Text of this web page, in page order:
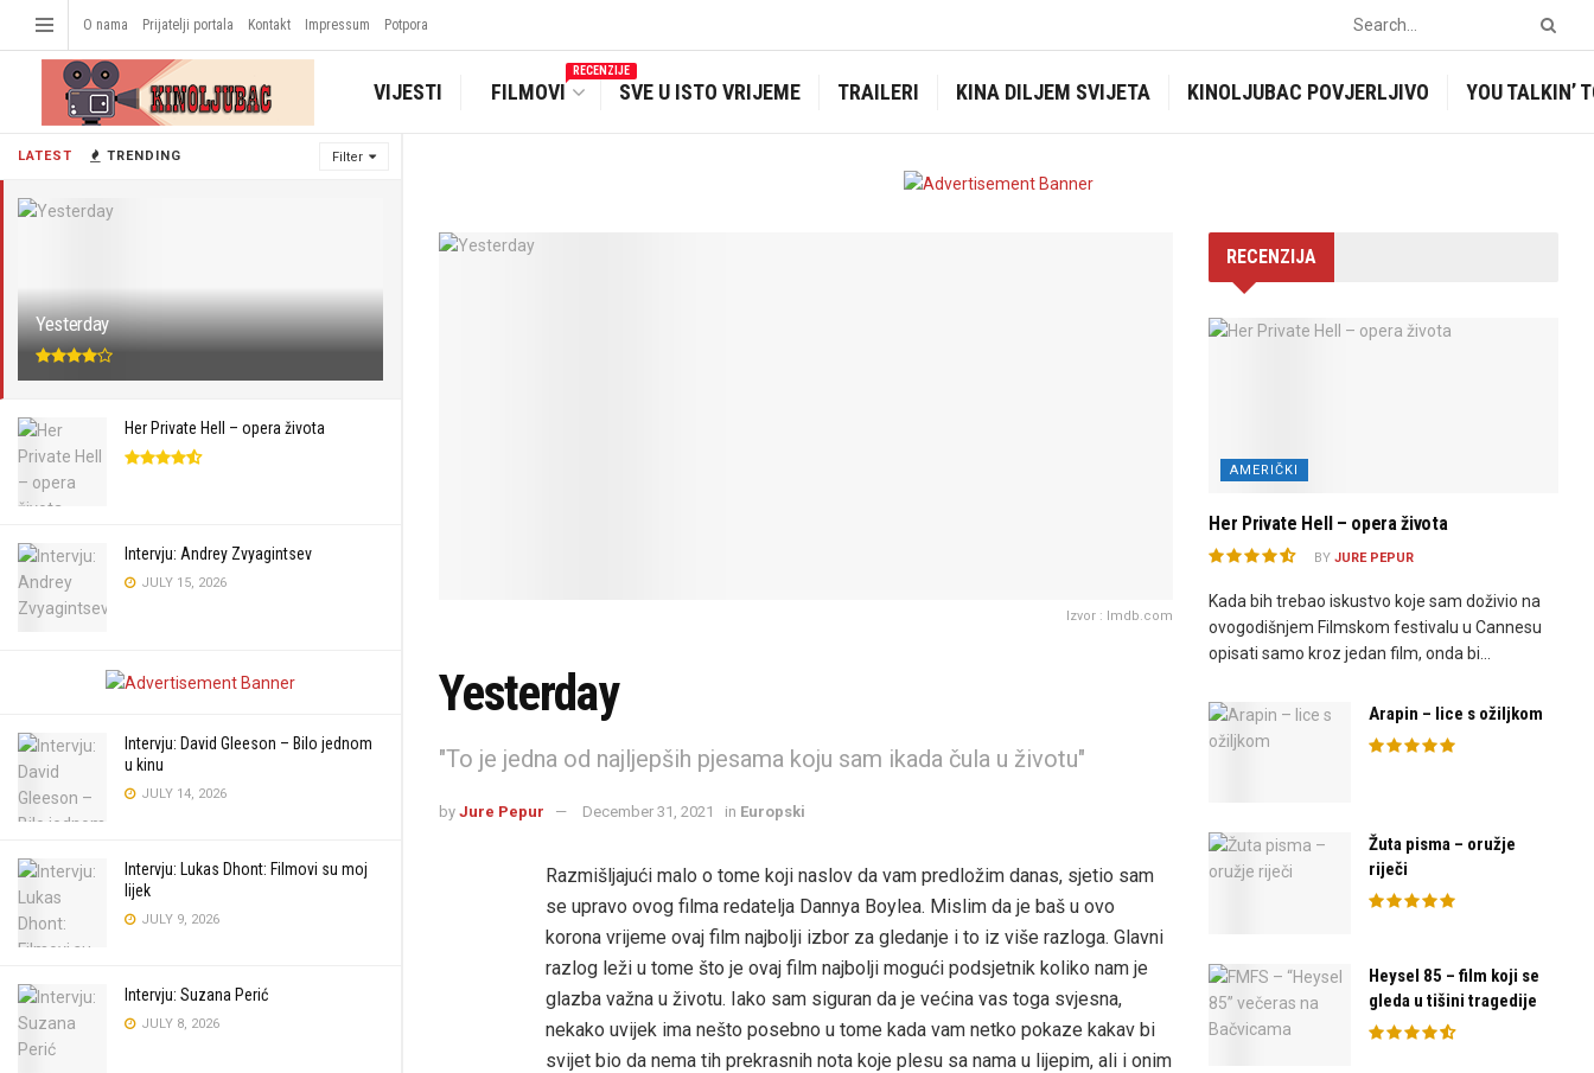
LATEST TRENDING Filter
Yesterday
Her Private Hell – opera života
Intervju: Andrey Zvyagintsev
JULY 15, 2026
Intervju: David Gleeson – Bilo jednom
u kinu
JULY 14, 2026
Intervju: Lukas Dhont: Filmovi su moj
lijek
JULY 9, 2026
Intervju: Suzana Perić
JULY 8, 2026
O nama Prijatelji portala Kontakt Impressum Potpora
VIJESTI FILMOVI
RECENZIJE
SVE U ISTO VRIJEME TRAILERI KINA DILJEM SVIJETA KINOLJUBAC POVJERLJIVO YOU TALKIN’
Izvor : Imdb.com
Yesterday
"To je jedna od najljepših pjesama koju sam ikada čula u životu"
by Jure Pepur December 31, 2021 in Europski
Razmišljajući malo o tome koji naslov da vam predložim danas, sjetio sam
se upravo ovog filma redatelja Dannya Boylea. Mislim da je baš u ovo
korona vrijeme ovaj film najbolji izbor za gledanje i to iz više razloga. Glavni
razlog leži u tome što je ovaj film najbolji mogući podsjetnik koliko nam je
glazba važna u životu. Iako sam siguran da je većina vas toga svjesna,
nekako uvijek ima nešto posebno u tome kada vam netko pokaze kakav bi
svijet bio da nema tih prekrasnih nota koje plesu sa nama u lijepim, ali i onim
RECENZIJA
AMERIČKI
Her Private Hell – opera života
BY JURE PEPUR
Kada bih trebao iskustvo koje sam doživio na
ovogodišnjem Filmskom festivalu u Cannesu
opisati samo kroz jedan film, onda bi...
Arapin – lice s ožiljkom
Žuta pisma – oružje
riječi
Heysel 85 – film koji se
gleda u tišini tragedije